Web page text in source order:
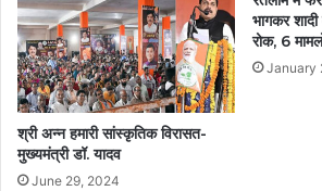
श्री अन्न हमारी सांस्कृतिक विरासत-
मुख्‍यमंत्री डॉ. यादव
June 29, 2024
भागकर
रोक, 6
January